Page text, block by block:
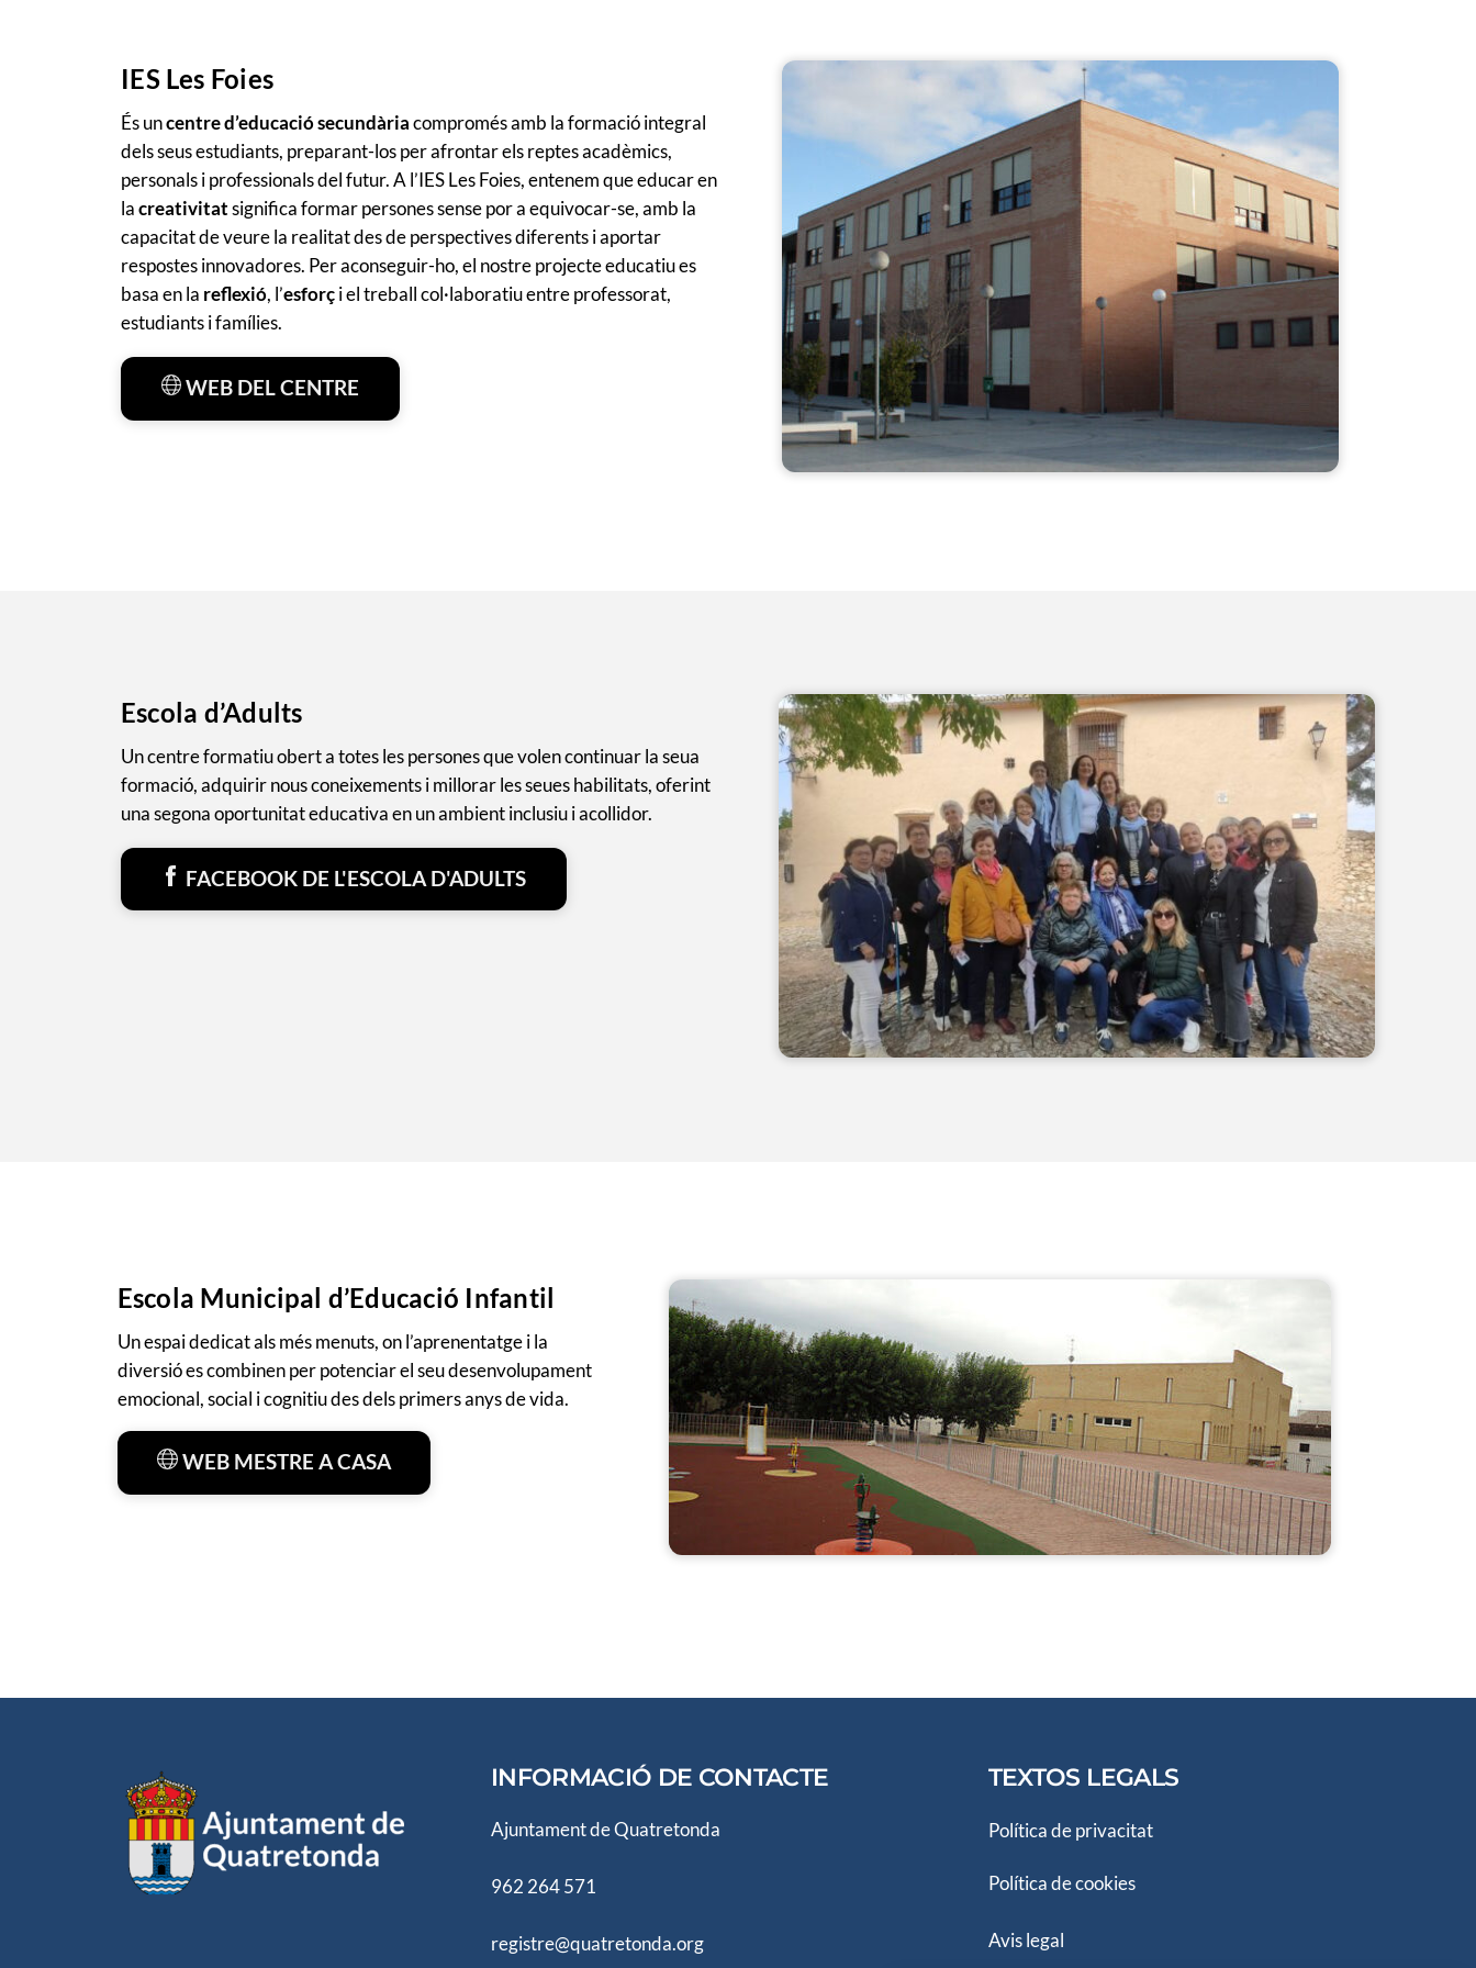
IES Les Foies
És uncentre d’educació secundàriacompromés amb la formació integral
dels seus estudiants, preparant-los per afrontar els reptes acadèmics,
personals i professionals del futur. A l’IES Les Foies, entenem que educar en
lacreativitatsignifica formar persones sense por a equivocar-se, amb la
capacitat de veure la realitat des de perspectives diferents i aportar
respostes innovadores. Per aconseguir-ho, el nostre projecte educatiu es
basa en la reflexió, l’esforçi el treball col·laboratiu entre professorat,
estudiants i famílies.
WEB DEL CENTRE
Escola d’Adults
Un centre formatiu obert a totes les persones que volen continuar la seua
formació, adquirir nous coneixements i millorar les seues habilitats, oferint
una segona oportunitat educativa en un ambient inclusiu i acollidor.
FACEBOOK DE L'ESCOLA D'ADULTS
Escola Municipal d’Educació Infantil
Un espai dedicat als més menuts, on l’aprenentatge i la
diversió es combinen per potenciar el seu desenvolupament
emocional, social i cognitiu des dels primers anys de vida.
WEB MESTRE A CASA
INFORMACIÓ DE CONTACTE
Ajuntament de Quatretonda
962 264 571
registre@quatretonda.org
TEXTOS LEGALS
Política de privacitat
Política de cookies
Avis legal